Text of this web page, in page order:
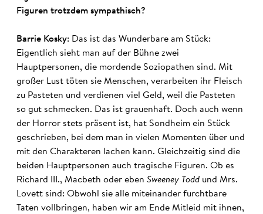
Figuren trotzdem sympathisch?
Barrie Kosky: Das ist das Wunderbare am Stück:
Eigentlich sieht man auf der Bühne zwei
Hauptpersonen, die mordende Soziopathen sind. Mit
großer Lust töten sie Menschen, verarbeiten ihr Fleisch
zu Pasteten und verdienen viel Geld, weil die Pasteten
so gut schmecken. Das ist grauenhaft. Doch auch wenn
der Horror stets präsent ist, hat Sondheim ein Stück
geschrieben, bei dem man in vielen Momenten über und
mit den Charakteren lachen kann. Gleichzeitig sind die
beiden Hauptpersonen auch tragische Figuren. Ob es
Richard III., Macbeth oder eben Sweeney Todd und Mrs.
Lovett sind: Obwohl sie alle miteinander furchtbare
Taten vollbringen, haben wir am Ende Mitleid mit ihnen,